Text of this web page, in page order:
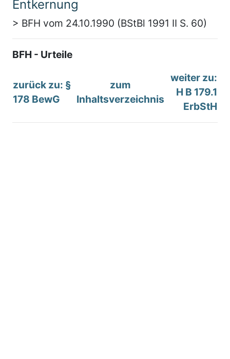
Entkernung
> BFH vom 24.10.1990 (BStBl 1991 II S. 60)
BFH - Urteile
zurück zu: §
178 BewG
zum
Inhaltsverzeichnis
weiter zu:
H B 179.1
ErbStH